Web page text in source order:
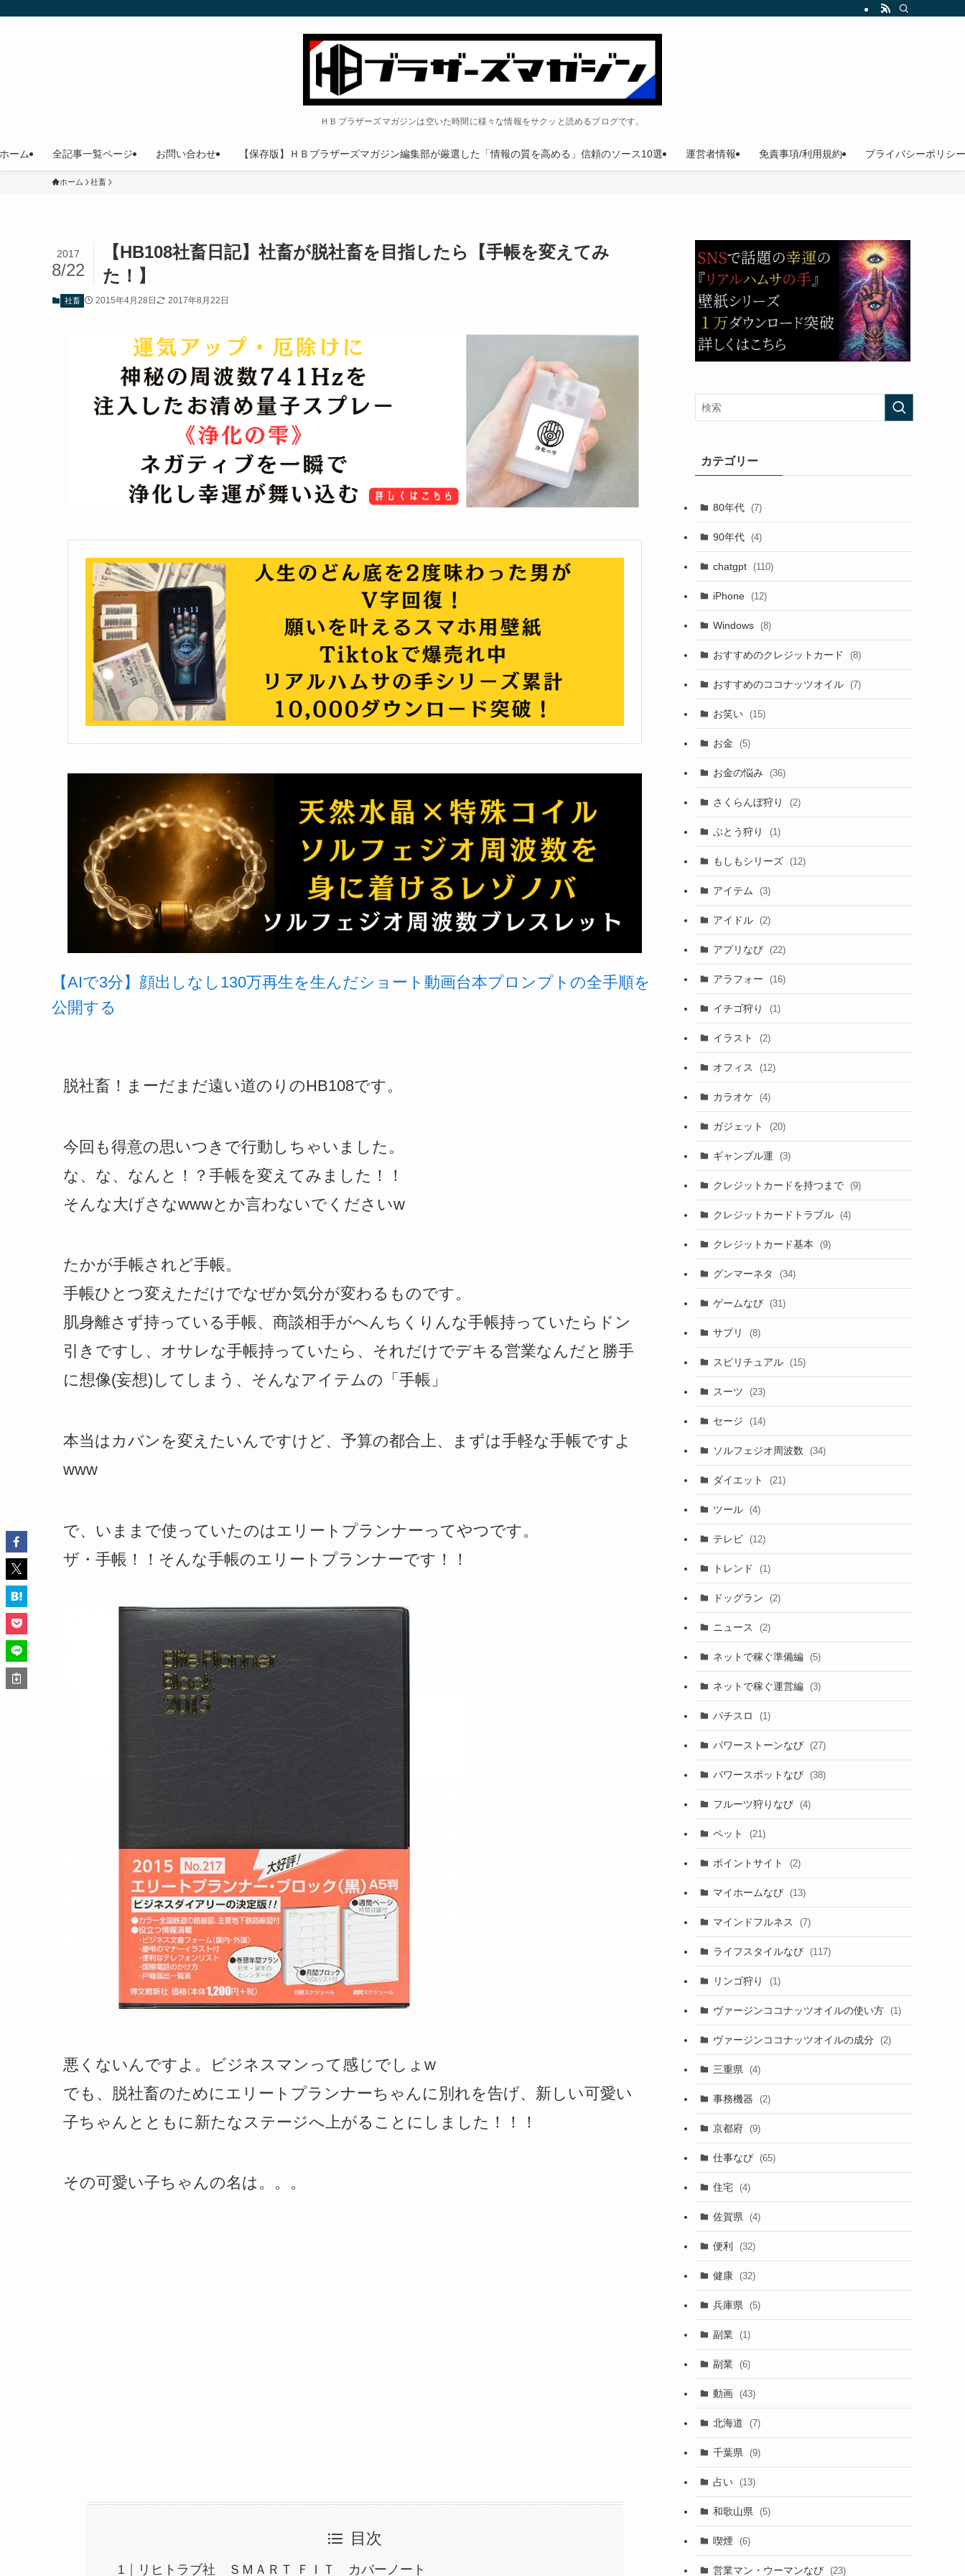
ＨＢブラザーズマガジンは空いた時間に様々な情報をサクッと読めるブログです。
ホーム 全記事一覧ページ お問い合わせ 【保存版】ＨＢブラザーズマガジン編集部が厳選した「情報の質を高める」信頼のソース10選 運営者情報 免責事項/利用規約 プライバシーポリシー
ホーム 社畜
【HB108社畜日記】社畜が脱社畜を目指したら【手帳を変えてみ
た！】
2017
8/22
社畜 2015年4月28日 2017年8月22日
【AIで3分】顔出しなし130万再生を生んだショート動画台本プロンプトの全手順を
公開する
脱社畜！まーだまだ遠い道のりのHB108です。
今回も得意の思いつきで行動しちゃいました。
な、な、なんと！？手帳を変えてみました！！
そんな大げさなwwwとか言わないでくださいw
たかが手帳されど手帳。
手帳ひとつ変えただけでなぜか気分が変わるものです。
肌身離さず持っている手帳、商談相手がへんちくりんな手帳持っていたらドン
引きですし、オサレな手帳持っていたら、それだけでデキる営業なんだと勝手
に想像(妄想)してしまう、そんなアイテムの「手帳」
本当はカバンを変えたいんですけど、予算の都合上、まずは手軽な手帳ですよ
www
で、いままで使っていたのはエリートプランナーってやつです。
ザ・手帳！！そんな手帳のエリートプランナーです！！
悪くないんですよ。ビジネスマンって感じでしょw
でも、脱社畜のためにエリートプランナーちゃんに別れを告げ、新しい可愛い
子ちゃんとともに新たなステージへ上がることにしました！！！
その可愛い子ちゃんの名は。。。
目次
リヒトラブ社 ＳＭＡＲＴ ＦＩＴ カバーノート
カテゴリー
80年代 (7)
90年代 (4)
chatgpt (110)
iPhone (12)
Windows (8)
おすすめのクレジットカード (8)
おすすめのココナッツオイル (7)
お笑い (15)
お金 (5)
お金の悩み (36)
さくらんぼ狩り (2)
ぶとう狩り (1)
もしもシリーズ (12)
アイテム (3)
アイドル (2)
アプリなび (22)
アラフォー (16)
イチゴ狩り (1)
イラスト (2)
オフィス (12)
カラオケ (4)
ガジェット (20)
ギャンブル運 (3)
クレジットカードを持つまで (9)
クレジットカードトラブル (4)
クレジットカード基本 (9)
グンマーネタ (34)
ゲームなび (31)
サプリ (8)
スピリチュアル (15)
スーツ (23)
セージ (14)
ソルフェジオ周波数 (34)
ダイエット (21)
ツール (4)
テレビ (12)
トレンド (1)
ドッグラン (2)
ニュース (2)
ネットで稼ぐ準備編 (5)
ネットで稼ぐ運営編 (3)
パチスロ (1)
パワーストーンなび (27)
パワースポットなび (38)
フルーツ狩りなび (4)
ペット (21)
ポイントサイト (2)
マイホームなび (13)
マインドフルネス (7)
ライフスタイルなび (117)
リンゴ狩り (1)
ヴァージンココナッツオイルの使い方 (1)
ヴァージンココナッツオイルの成分 (2)
三重県 (4)
事務機器 (2)
京都府 (9)
仕事なび (65)
住宅 (4)
佐賀県 (4)
便利 (32)
健康 (32)
兵庫県 (5)
副業 (1)
副業 (6)
動画 (43)
北海道 (7)
千葉県 (9)
占い (13)
和歌山県 (5)
喫煙 (6)
営業マン・ウーマンなび (23)